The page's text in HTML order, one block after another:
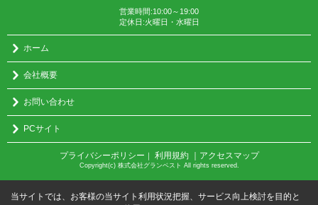
営業時間:10:00～19:00
定休日:火曜日・水曜日
ホーム
会社概要
お問い合わせ
PCサイト
プライバシーポリシー ｜ 利用規約 ｜アクセスマップ
Copyright(c) 株式会社グランベスト All rights reserved.
当サイトでは、お客様の当サイト利用状況把握、サービス向上検討を目的と